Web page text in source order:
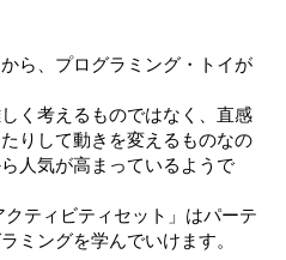
ら、プログラミング・トイが
く考えるものではなく、直感
りして動きを変えるものなの
人気が高まっているようで
クティビティセット」はパーテ
ミングを学んでいけます。